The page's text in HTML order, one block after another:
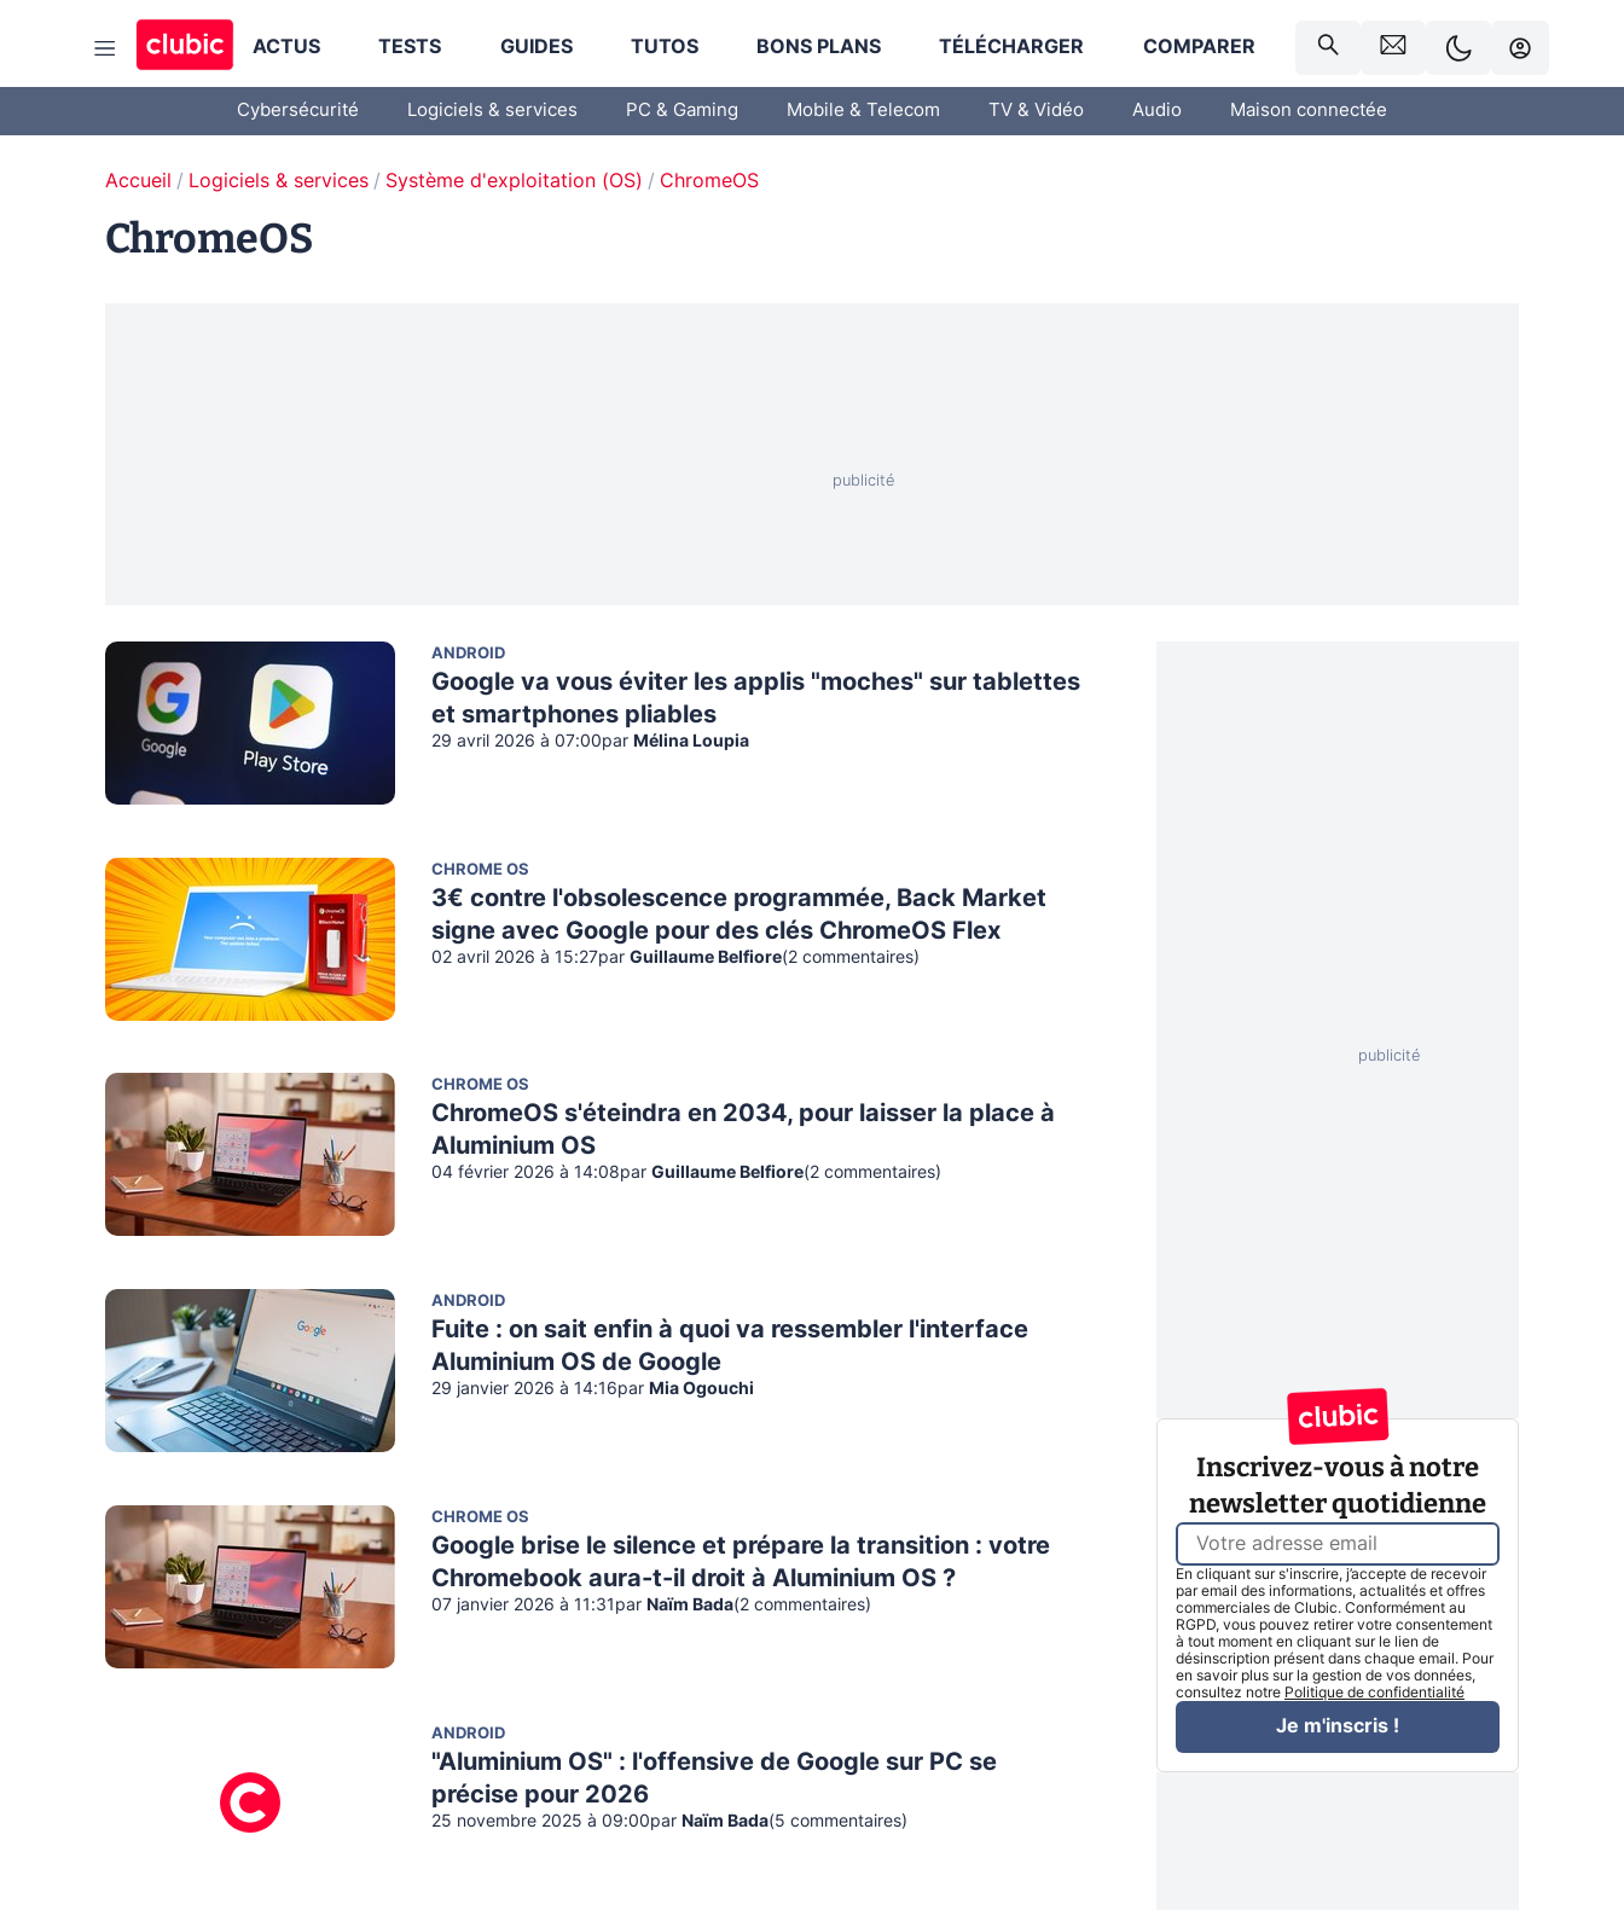
ACTUS TESTS GUIDES TUTOS BONS PLANS TÉLÉCHARGER COMPARER
Cybersécurité Logiciels & services PC & Gaming Mobile & Telecom TV & Vidéo Audio Maison connectée
Accueil Logiciels & services Système d'exploitation (OS) ChromeOS
ChromeOS
ANDROID
Google va vous éviter les applis "moches" sur tablettes
et smartphones pliables
29 avril 2026 à 07:00par Mélina Loupia
CHROME OS
3€ contre l'obsolescence programmée, Back Market
signe avec Google pour des clés ChromeOS Flex
02 avril 2026 à 15:27par Guillaume Belfiore(2 commentaires)
CHROME OS
ChromeOS s'éteindra en 2034, pour laisser la place à
Aluminium OS
04 février 2026 à 14:08par Guillaume Belfiore(2 commentaires)
ANDROID
Fuite : on sait enfin à quoi va ressembler l'interface
Aluminium OS de Google
29 janvier 2026 à 14:16par Mia Ogouchi
CHROME OS
Google brise le silence et prépare la transition : votre
Chromebook aura-t-il droit à Aluminium OS ?
07 janvier 2026 à 11:31 par Naïm Bada(2 commentaires)
ANDROID
"Aluminium OS" : l'offensive de Google sur PC se
précise pour 2026
25 novembre 2025 à 09:00par Naïm Bada(5 commentaires)
Inscrivez-vous à notre
newsletter quotidienne
En cliquant sur s'inscrire, j’accepte de recevoir
par email des informations, actualités et offres
commerciales de Clubic. Conformément au
RGPD, vous pouvez retirer votre consentement
à tout moment en cliquant sur le lien de
désinscription présent dans chaque email. Pour
en savoir plus sur la gestion de vos données,
consultez notre Politique de confidentialité
Je m'inscris !